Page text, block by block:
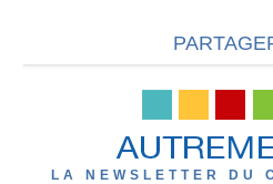
LA NEWSLETTER DU